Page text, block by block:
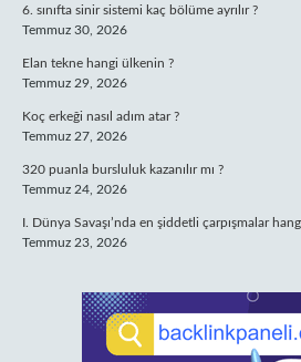
6. sınıfta sinir sistemi kaç bölüme ayrılır ?
Temmuz 30, 2026
Elan tekne hangi ülkenin ?
Temmuz 29, 2026
Koç erkeği nasıl adım atar ?
Temmuz 27, 2026
320 puanla bursluluk kazanılır mı ?
Temmuz 24, 2026
I. Dünya Savaşı’nda en şiddetli çarpışmalar
Temmuz 23, 2026